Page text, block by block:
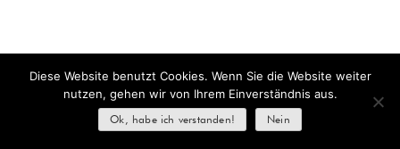
Diese Website benutzt Cookies. Wenn Sie die Website weiter
nutzen, gehen wir von Ihrem Einverständnis aus.
Ok, habe ich verstanden! Nein